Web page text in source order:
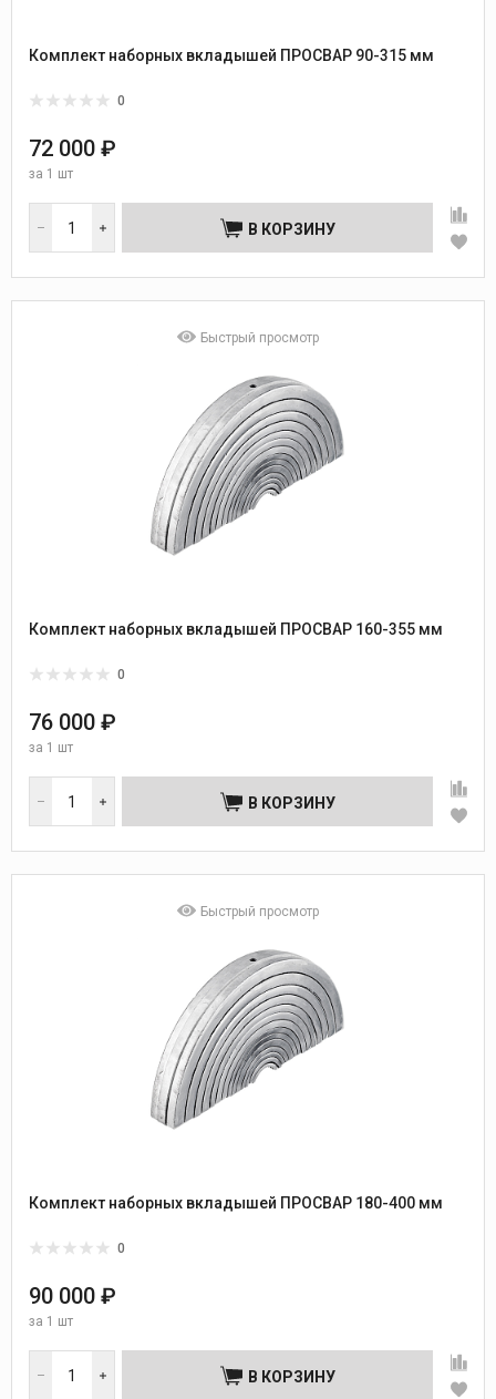
Комплект наборных вкладышей ПРОСВАР 90-315 мм
0
72 000 ₽
за 1 шт
В КОРЗИНУ
Быстрый просмотр
Комплект наборных вкладышей ПРОСВАР 160-355 мм
0
76 000 ₽
за 1 шт
В КОРЗИНУ
Быстрый просмотр
Комплект наборных вкладышей ПРОСВАР 180-400 мм
0
90 000 ₽
за 1 шт
В КОРЗИНУ